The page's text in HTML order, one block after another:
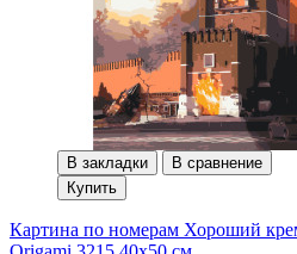
В закладки
В сравнение
Купить
Картина по номерам Хороший